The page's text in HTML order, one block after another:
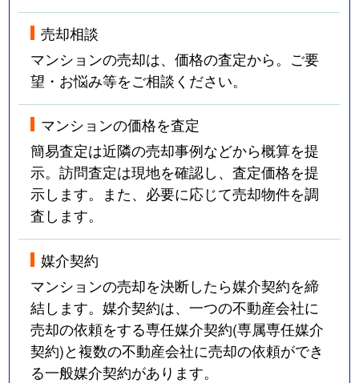
売却相談
マンションの売却は、価格の査定から。ご要
望・お悩み等をご相談ください。
マンションの価格を査定
簡易査定は近隣の売却事例などから概算を提
示。訪問査定は現地を確認し、査定価格を提
示します。また、必要に応じて売却物件を調
査します。
媒介契約
マンションの売却を決断したら媒介契約を締
結します。媒介契約は、一つの不動産会社に
売却の依頼をする専任媒介契約(専属専任媒介
契約)と複数の不動産会社に売却の依頼ができ
る一般媒介契約があります。